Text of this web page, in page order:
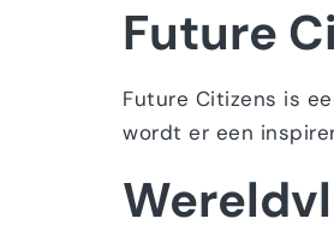
Future
Future Citizens is
wordt er een